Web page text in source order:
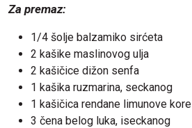
Za premaz:
1/4 šolje balzamiko sirćeta
2 kašike maslinovog ulja
2 kašičice dižon senfa
1 kašika ruzmarina, seckanog
1 kašičica rendane limunove kore
3 čena belog luka, iseckanog